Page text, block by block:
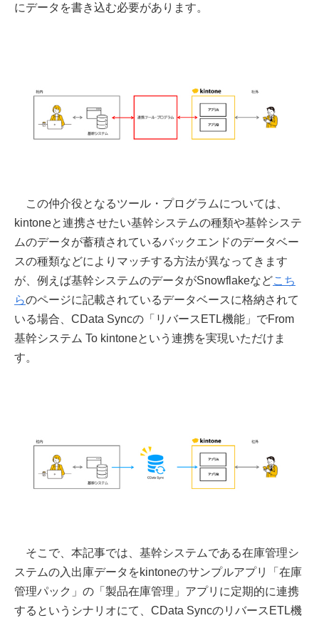
にデータを書き込む必要があります。
この仲介役となるツール・プログラムについては、
kintoneと連携させたい基幹システムの種類や基幹システ
ムのデータが蓄積されているバックエンドのデータベー
スの種類などによりマッチする方法が異なってきます
が、例えば基幹システムのデータがSnowflakeなどこち
らのページに記載されているデータベースに格納されて
いる場合、CData Syncの「リバースETL機能」でFrom
基幹システム To kintoneという連携を実現いただけま
す。
そこで、本記事では、基幹システムである在庫管理シ
ステムの入出庫データをkintoneのサンプルアプリ「在庫
管理パック」の「製品在庫管理」アプリに定期的に連携
するというシナリオにて、CData SyncのリバースETL機